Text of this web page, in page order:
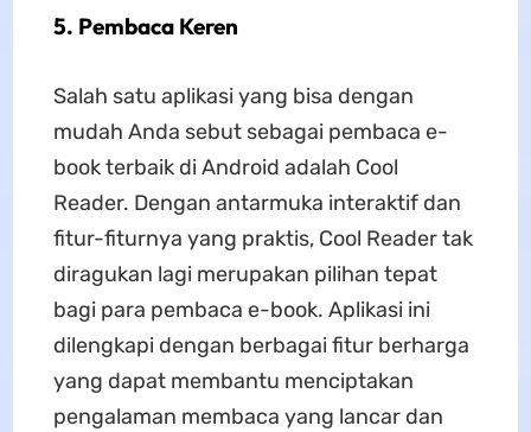
5. Pembaca Keren
Salah satu aplikasi yang bisa dengan
mudah Anda sebut sebagai pembaca e-
book terbaik di Android adalah Cool
Reader. Dengan antarmuka interaktif dan
fitur-fiturnya yang praktis, Cool Reader tak
diragukan lagi merupakan pilihan tepat
bagi para pembaca e-book. Aplikasi ini
dilengkapi dengan berbagai fitur berharga
yang dapat membantu menciptakan
pengalaman membaca yang lancar dan